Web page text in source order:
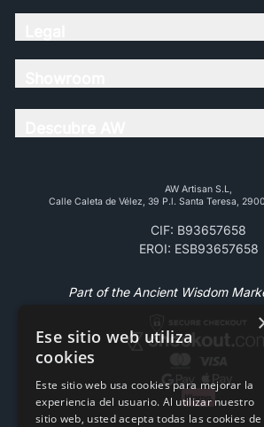
AW Artisan S.L,
Calle Caleta de Vélez, 39 P.l. Santa Teresa,
CIF: B93657658
EROI: ESB93657658
Part of the Ancient Wisdom
Ese sitio web utiliza
cookies
Este sitio web usa cookies para mejorar la
experiencia del usuario. Al utilizar nuestro
sitio web, usted acepta todas las cookies de